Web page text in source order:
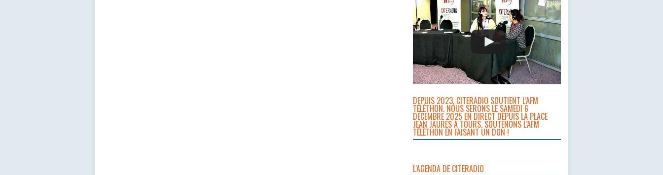
DEPUIS 2023, CITERADIO SOUTIENT L’AFM
TÉLÉTHON. NOUS SERONS LE SAMEDI 6
DÉCEMBRE 2025 EN DIRECT DEPUIS LA PLACE
JEAN JAURÈS À TOURS. SOUTENONS L’AFM
TÉLÉTHON EN FAISANT UN DON !
L'AGENDA DE CITERADIO